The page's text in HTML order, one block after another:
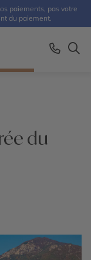
paiements, pas votre
du paiement.
du